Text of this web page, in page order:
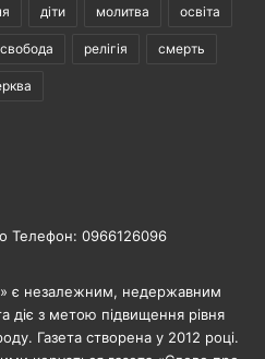
діти молитва освіта
свобода релігія смерть
Телефон: 0966126096
є незалежним, недержавним
діє з метою підвищення рівня
Газета створена у 2012 році.